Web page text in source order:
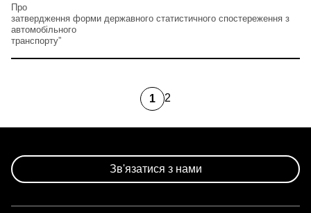
Про
затвердження форми державного статистичного спостереження з
автомобільного
транспорту”
Поточна
1 Page
2
Зв'язатися з нами